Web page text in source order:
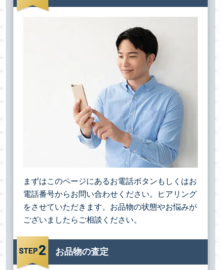
まずはこのページにあるお電話ボタンもしくはお
電話番号からお問い合わせください。ヒアリング
をさせていただきます。お品物の状態やお悩みが
ございましたらご相談ください。
お品物の査定